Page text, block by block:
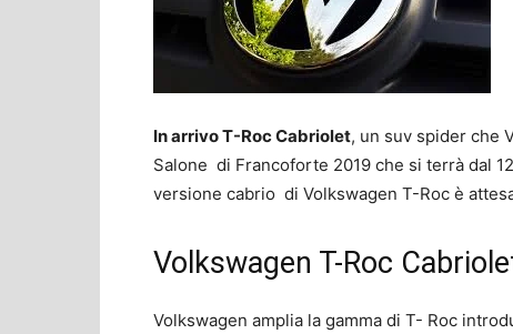
In arrivo T-Roc Cabriolet, un suv spider che
Salone di Francoforte 2019 che si terrà dal
versione cabrio di Volkswagen T-Roc è
Volkswagen T-Roc
Volkswagen amplia la gamma di T- Roc